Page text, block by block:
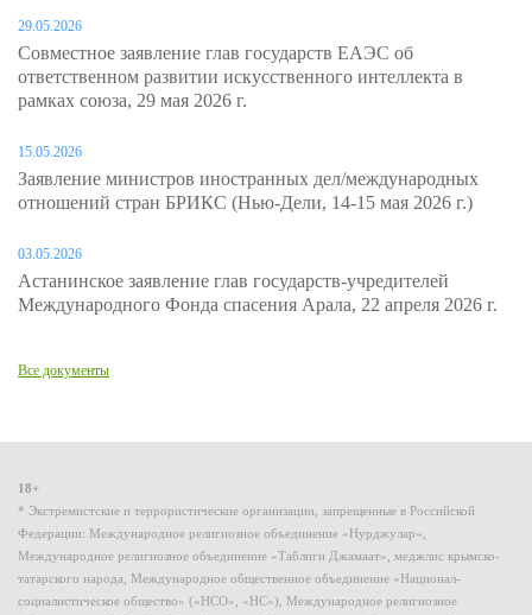
29.05.2026
Совместное заявление глав государств ЕАЭС об
ответственном развитии искусственного интеллекта в
рамках союза, 29 мая 2026 г.
15.05.2026
Заявление министров иностранных дел/международных
отношений стран БРИКС (Нью-Дели, 14-15 мая 2026 г.)
03.05.2026
Астанинское заявление глав государств-учредителей
Международного Фонда спасения Арала, 22 апреля 2026 г.
Все документы
18+
* Экстремистские и террористические организации, запрещенные в Российской
Федерации: Международное религиозное объединение «Нурджулар»,
Международное религиозное объединение «Таблиги Джамаат», меджлис крымско-
татарского народа, Международное общественное объединение «Национал-
социалистическое общество» («НСО», «НС»), Международное религиозное